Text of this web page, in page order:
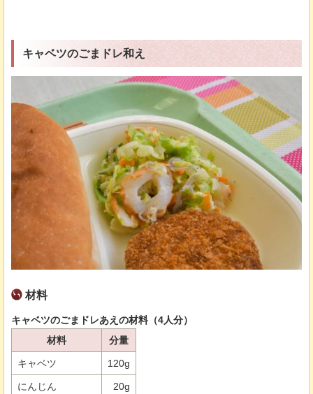
キャベツのごまドレ和え
材料
キャベツのごまドレあえの材料（4人分）
材料
分量
キャベツ 120g
にんじん 20g